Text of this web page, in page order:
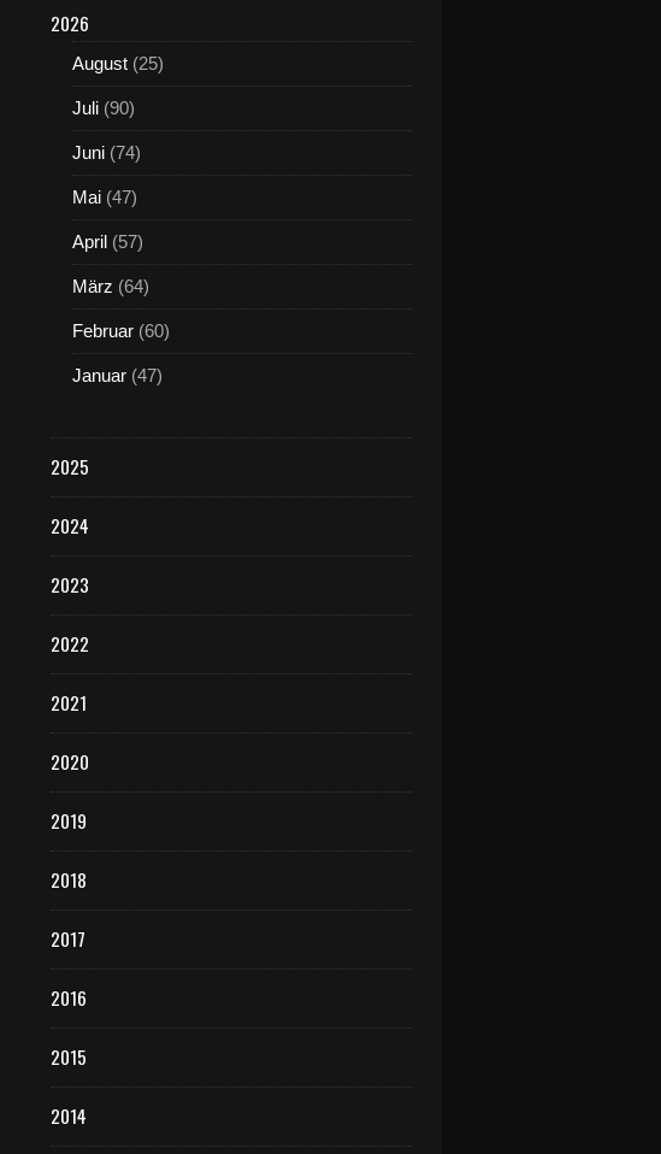
2026
August (25)
Juli (90)
Juni (74)
Mai (47)
April (57)
März (64)
Februar (60)
Januar (47)
2025
2024
2023
2022
2021
2020
2019
2018
2017
2016
2015
2014